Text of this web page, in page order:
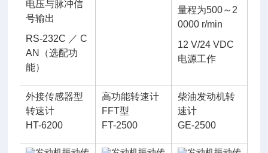
电压与脉冲信
号输出
RS-232C ／ C
AN（选配功
能）
量程为500～2
0000 r/min
12 V/24 VDC
电源工作
外接传感器型
转速计
HT-6200
高功能转速计
FFT型
FT-2500
柴油发动机转
速计
GE-2500